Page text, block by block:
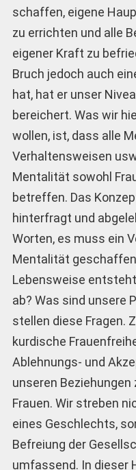
schaffen, eigene
zu errichten und alle
eigener Kraft zu
Bruch jedoch auch
hat, hat er unser
bereichert. Was wir
wollen, ist, dass alle
Verhaltensweisen
Mentalität sowohl
betreffen. Das
hinterfragt und
Worten, es muss ein
Mentalität
Lebensweise
ab? Was sind unsere
stellen diese Fragen.
kurdische
Ablehnungs- und
unseren
Frauen. Wir streben
eines Geschlechts,
Befreiung der
umfassend. In dieser